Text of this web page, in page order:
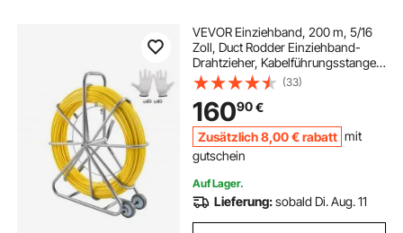
VEVOR Einziehband, 200 m, 5/16
Zoll, Duct Rodder Einziehband-
Drahtzieher, Kabelführungsstange
mit Rollenständer aus Stahl, 3
Zugköpfe, Angelwerkzeug für
Wände & elektrische Leitungen,
nicht leitfähig
(33)
16090€
Zusätzlich8,00 €rabatt mit
gutschein
Auf Lager.
Lieferung:sobald Di. Aug. 11